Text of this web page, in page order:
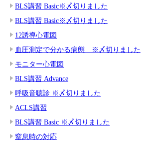
BLS講習 Basic※〆切りました
BLS講習 Basic※〆切りました
12誘導心電図
血圧測定で分かる病態 ※〆切りました
モニター心電図
BLS講習 Advance
呼吸音聴診 ※〆切りました
ACLS講習
BLS講習 Basic ※〆切りました
窒息時の対応